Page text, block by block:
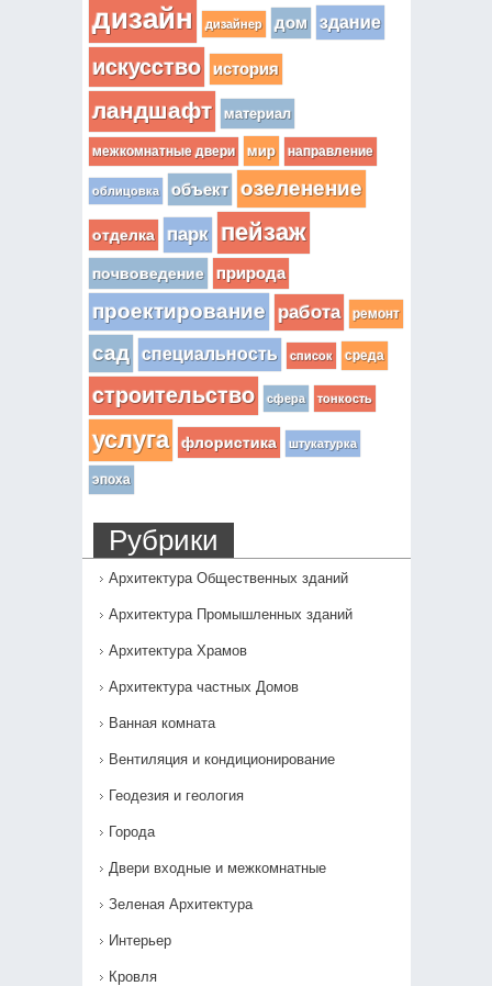
дизайн дизайнер дом здание
искусство история
ландшафт материал
межкомнатные двери мир направление
облицовка объект озеленение
отделка парк пейзаж
почвоведение природа
проектирование работа ремонт
сад специальность список среда
строительство сфера тонкость
услуга флористика штукатурка
эпоха
Рубрики
Архитектура Общественных зданий
Архитектура Промышленных зданий
Архитектура Храмов
Архитектура частных Домов
Ванная комната
Вентиляция и кондиционирование
Геодезия и геология
Города
Двери входные и межкомнатные
Зеленая Архитектура
Интерьер
Кровля